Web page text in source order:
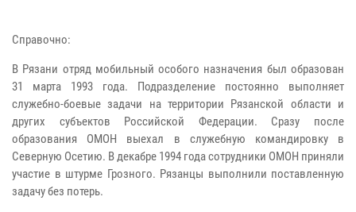
Справочно:
В Рязани отряд мобильный особого назначения был образован
31 марта 1993 года. Подразделение постоянно выполняет
служебно-боевые задачи на территории Рязанской области и
других субъектов Российской Федерации. Сразу после
образования ОМОН выехал в служебную командировку в
Северную Осетию. В декабре 1994 года сотрудники ОМОН приняли
участие в штурме Грозного. Рязанцы выполнили поставленную
задачу без потерь.